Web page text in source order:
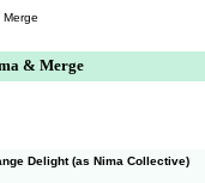
& Merge
Delight (as Nima Collective)